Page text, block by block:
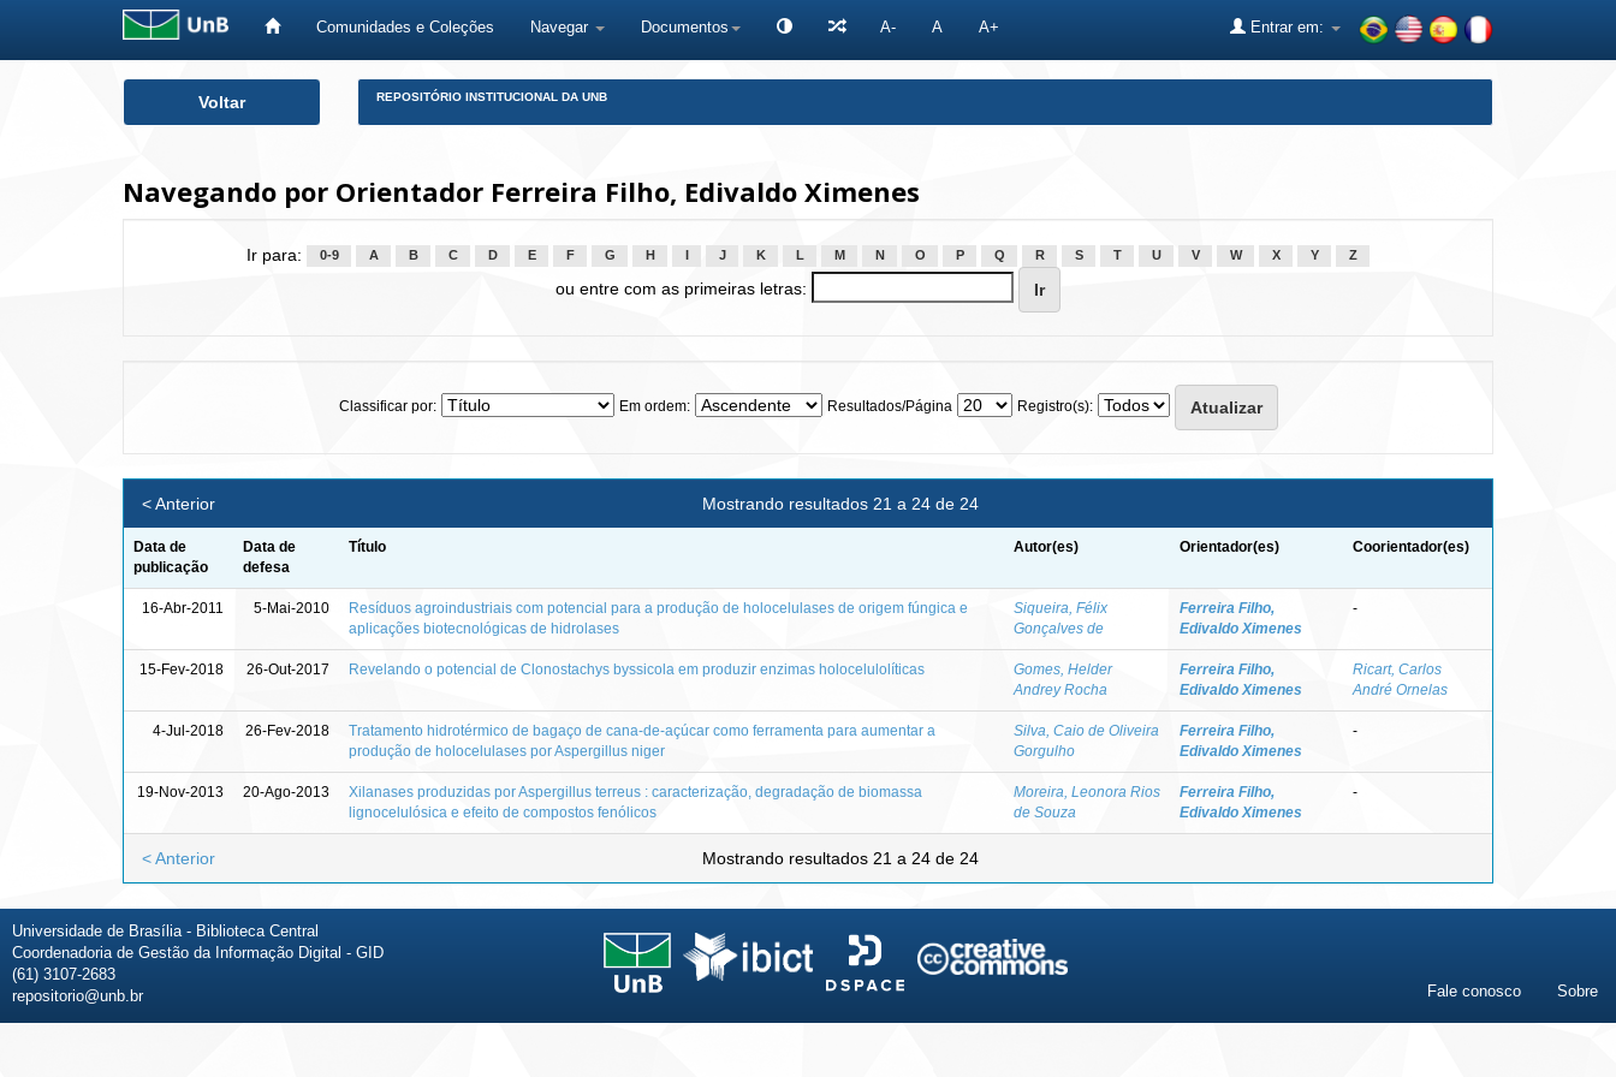
Comunidades e Coleções Navegar Documentos A- A A+ Entrar em:
Voltar REPOSITÓRIO INSTITUCIONAL DA UNB
Navegando por Orientador Ferreira Filho, Edivaldo Ximenes
Ir para: 0-9 A B C D E F G H J K L M N O P Q R S T U V W X Y Z
ou entre com as primeiras letras:
Classificar por: Em ordem: Resultados/Página Registro(s):
Mostrando resultados 21 a 24 de 24
< Anterior
Data de
publicação
Data de
defesa
Título Autor(es) Orientador(es) Coorientador(es)
16-Abr-2011 5-Mai-2010
Resíduos agroindustriais com potencial para a produção de holocelulases de origem fúngica e
aplicações biotecnológicas de hidrolases
Siqueira, Félix
Gonçalves de
Ferreira Filho,
Edivaldo Ximenes
-
15-Fev-2018 26-Out-2017 Revelando o potencial de Clonostachys byssicola em produzir enzimas holocelulolíticas
Gomes, Helder
Andrey Rocha
Ferreira Filho,
Edivaldo Ximenes
Ricart, Carlos
André Ornelas
4-Jul-2018 26-Fev-2018
Tratamento hidrotérmico de bagaço de cana-de-açúcar como ferramenta para aumentar a
produção de holocelulases por Aspergillus niger
Silva, Caio de Oliveira
Gorgulho
Ferreira Filho,
Edivaldo Ximenes
-
19-Nov-2013 20-Ago-2013
Xilanases produzidas por Aspergillus terreus : caracterização, degradação de biomassa
lignocelulósica e efeito de compostos fenólicos
Moreira, Leonora Rios
de Souza
Ferreira Filho,
Edivaldo Ximenes
-
Mostrando resultados 21 a 24 de 24
< Anterior
Universidade de Brasília - Biblioteca Central
Coordenadoria de Gestão da Informação Digital - GID
(61) 3107-2683
repositorio@unb.br
Fale conosco Sobre